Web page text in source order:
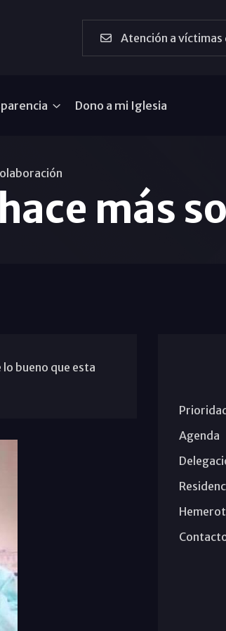
Atención a víctimas
Dono a mi Iglesia
más
bueno que esta
Agenda